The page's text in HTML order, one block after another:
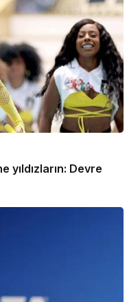
yıldızların: Devre